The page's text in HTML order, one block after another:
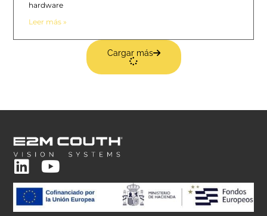
hardware
Leer más »
Cargar más